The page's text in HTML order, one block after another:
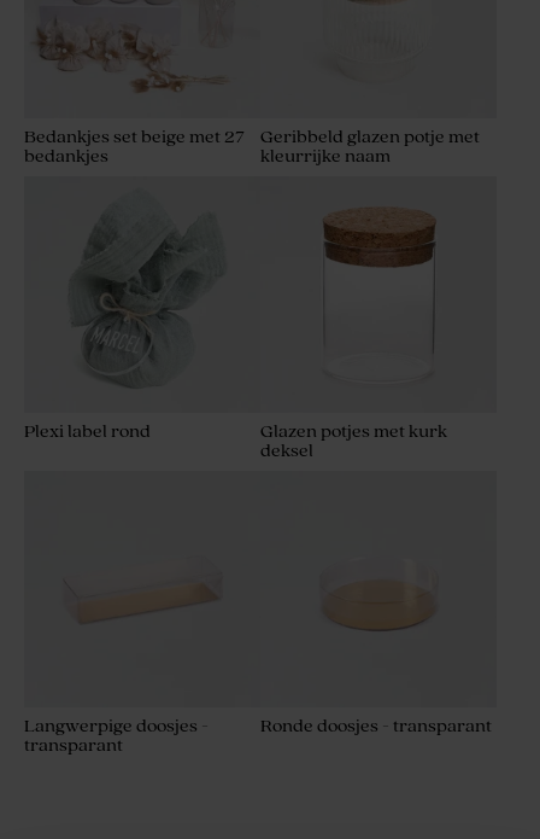
Bedankjes set beige met 27
bedankjes
Geribbeld glazen potje met
kleurrijke naam
Plexi label rond
Glazen potjes met kurk
deksel
Langwerpige doosjes -
transparant
Ronde doosjes - transparant